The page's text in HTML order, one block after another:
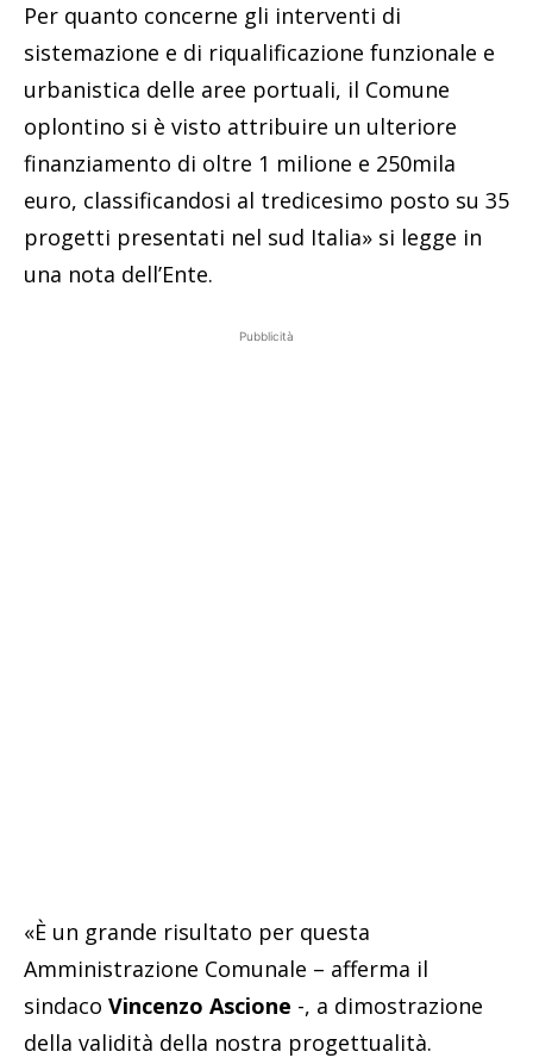
Per quanto concerne gli interventi di
sistemazione e di riqualificazione funzionale e
urbanistica delle aree portuali, il Comune
oplontino si è visto attribuire un ulteriore
finanziamento di oltre 1 milione e 250mila
euro, classificandosi al tredicesimo posto su 35
progetti presentati nel sud Italia» si legge in
una nota dell’Ente.
Pubblicità
«È un grande risultato per questa
Amministrazione Comunale – afferma il
sindaco Vincenzo Ascione -, a dimostrazione
della validità della nostra progettualità.